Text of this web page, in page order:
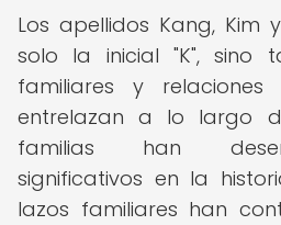
Los apellidos Kang, Kim
solo la inicial "K", sino
familiares y
entrelazan a lo largo
familias han
significativos en la
lazos familiares han